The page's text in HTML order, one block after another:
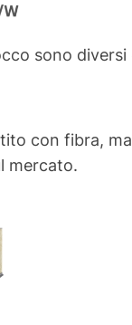
sono
con fibra,
mercato.